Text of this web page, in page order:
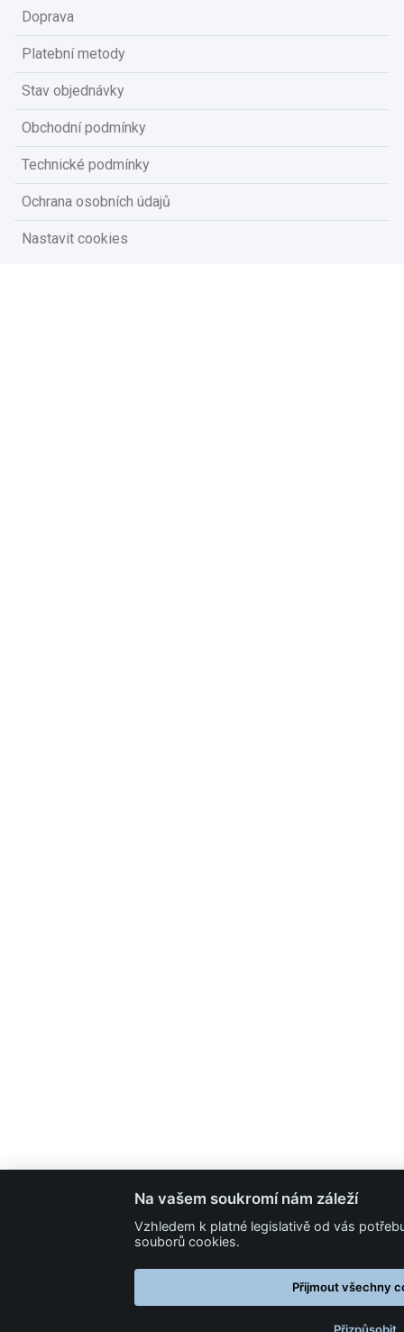
Doprava
Platební metody
Stav objednávky
Obchodní podmínky
Technické podmínky
Ochrana osobních údajů
Nastavit cookies
Na vašem soukromí nám záleží
Vzhledem k platné legislativě od vás
souborů cookies.
Přijmout všechny
Přizpůsobit